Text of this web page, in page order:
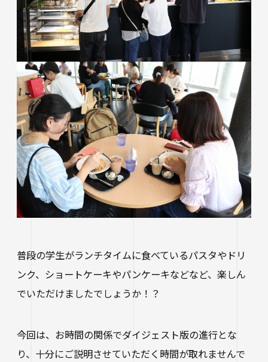
普段の学生がランチタイムに食べているパスタやドリ
ンク、ショートケーキやパンケーキなどなど、楽しん
でいただけましたでしょうか！？
今回は、お時間の関係でダイジェスト版の進行とな
り、十分にご説明させていただく時間が取れませんで